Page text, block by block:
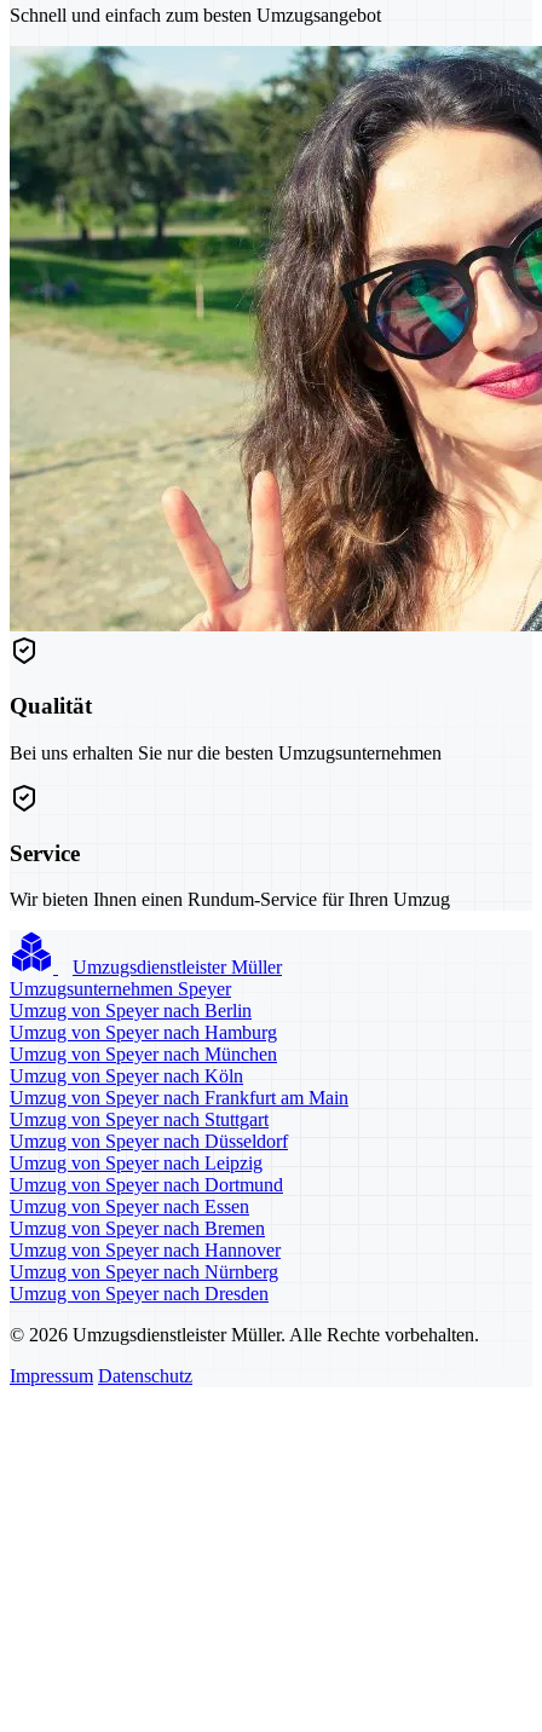
Schnell und einfach zum besten Umzugsangebot
Qualität
Bei uns erhalten Sie nur die besten Umzugsunternehmen
Service
Wir bieten Ihnen einen Rundum-Service für Ihren Umzug
Umzugsdienstleister Müller
Umzugsunternehmen Speyer
Umzug von Speyer nach Berlin
Umzug von Speyer nach Hamburg
Umzug von Speyer nach München
Umzug von Speyer nach Köln
Umzug von Speyer nach Frankfurt am Main
Umzug von Speyer nach Stuttgart
Umzug von Speyer nach Düsseldorf
Umzug von Speyer nach Leipzig
Umzug von Speyer nach Dortmund
Umzug von Speyer nach Essen
Umzug von Speyer nach Bremen
Umzug von Speyer nach Hannover
Umzug von Speyer nach Nürnberg
Umzug von Speyer nach Dresden
© 2026 Umzugsdienstleister Müller. Alle Rechte vorbehalten.
Impressum Datenschutz